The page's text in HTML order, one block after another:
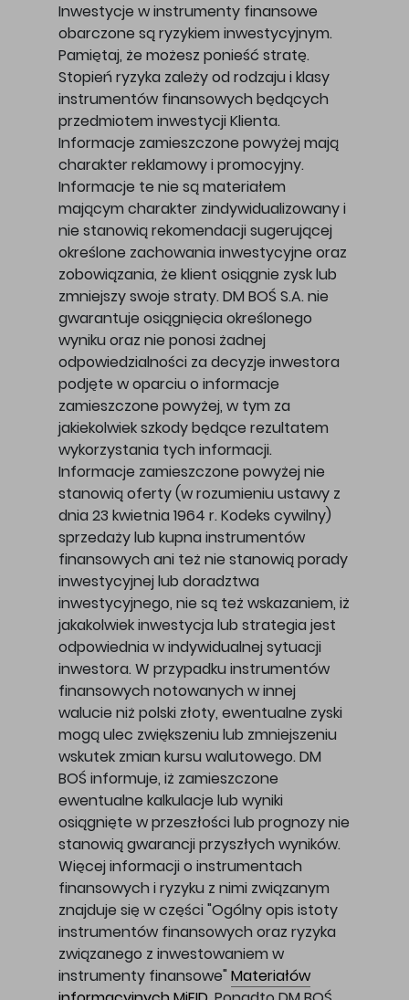
Inwestycje w instrumenty finansowe
obarczone są ryzykiem inwestycyjnym.
Pamiętaj, że możesz ponieść stratę.
Stopień ryzyka zależy od rodzaju i klasy
instrumentów finansowych będących
przedmiotem inwestycji Klienta.
Informacje zamieszczone powyżej mają
charakter reklamowy i promocyjny.
Informacje te nie są materiałem
mającym charakter zindywidualizowany i
nie stanowią rekomendacji sugerującej
określone zachowania inwestycyjne oraz
zobowiązania, że klient osiągnie zysk lub
zmniejszy swoje straty. DM BOŚ S.A. nie
gwarantuje osiągnięcia określonego
wyniku oraz nie ponosi żadnej
odpowiedzialności za decyzje inwestora
podjęte w oparciu o informacje
zamieszczone powyżej, w tym za
jakiekolwiek szkody będące rezultatem
wykorzystania tych informacji.
Informacje zamieszczone powyżej nie
stanowią oferty (w rozumieniu ustawy z
dnia 23 kwietnia 1964 r. Kodeks cywilny)
sprzedaży lub kupna instrumentów
finansowych ani też nie stanowią porady
inwestycyjnej lub doradztwa
inwestycyjnego, nie są też wskazaniem, iż
jakakolwiek inwestycja lub strategia jest
odpowiednia w indywidualnej sytuacji
inwestora. W przypadku instrumentów
finansowych notowanych w innej
walucie niż polski złoty, ewentualne zyski
mogą ulec zwiększeniu lub zmniejszeniu
wskutek zmian kursu walutowego. DM
BOŚ informuje, iż zamieszczone
ewentualne kalkulacje lub wyniki
osiągnięte w przeszłości lub prognozy nie
stanowią gwarancji przyszłych wyników.
Więcej informacji o instrumentach
finansowych i ryzyku z nimi związanym
znajduje się w części "Ogólny opis istoty
instrumentów finansowych oraz ryzyka
związanego z inwestowaniem w
instrumenty finansowe" Materiałów